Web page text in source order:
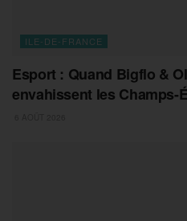
ILE-DE-FRANCE
Esport : Quand Bigflo &
envahissent les Champs-